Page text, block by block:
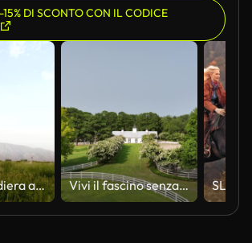
DI SCONTO CON IL CODICE
Cowgirl bandiera americana Vivi il fascino senza tempo della campagna con questa vista aerea mozzafiato di un fienile bianco incontaminato immerso tra i vasti terreni di un esclusivo club ippico.